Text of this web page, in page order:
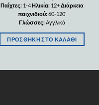
Παίχτες: 1-4Ηλικία: 12+Διάρκεια
παιχνιδιού:60-120'
Γλώσσες:Αγγλικά
ΠΡΟΣΘΉΚΗ ΣΤΟ ΚΑΛΆΘΙ